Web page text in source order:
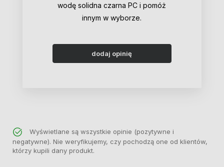
wodę solidna czarna PC i pomóż
innym w wyborze.
dodaj opinię
Wyświetlane są wszystkie opinie (pozytywne i
negatywne). Nie weryfikujemy, czy pochodzą one od klientów,
którzy kupili dany produkt.